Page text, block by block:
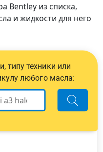
Bentley из списка,
и жидкости для него
типу техники или
любого масла: